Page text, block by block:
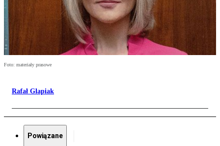
Foto: materiały prasowe
Rafał Glapiak
Powiązane